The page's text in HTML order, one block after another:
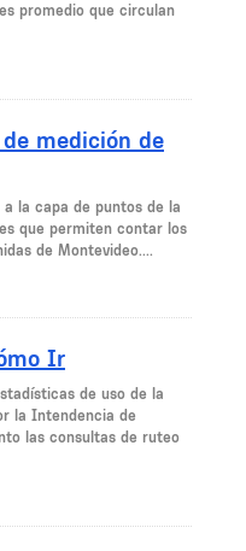
promedio que circulan
medición de
la capa de puntos de la
que permiten contar los
de Montevideo....
Ir
de uso de la
la Intendencia de
las consultas de ruteo